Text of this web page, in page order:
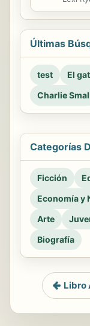
Últimas
test El
Charlie
Categorías
Ficción
Economía y
Arte
Biografía
Libro